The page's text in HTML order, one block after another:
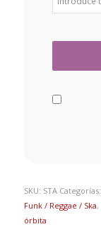
SKU: STA Categorías:
Funk / Reggae / Ska,
órbita